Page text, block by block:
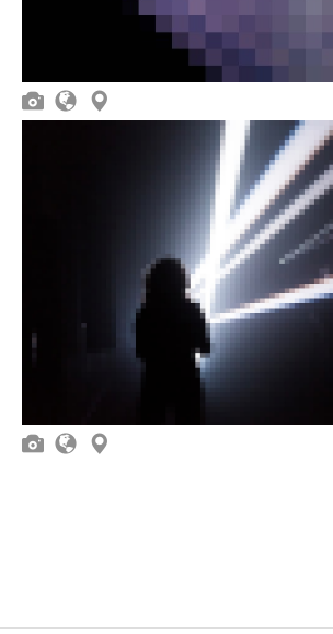
  
  